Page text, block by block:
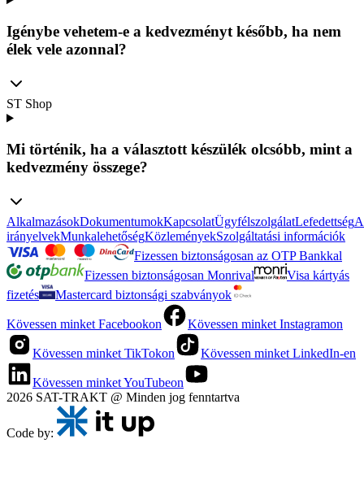
Igénybe vehetem-e a kedvezményt később, ha nem
élek vele azonnal?
ST Shop
Mi történik, ha a választott készülék olcsóbb, mint a
kedvezmény összege?
AlkalmazásokDokumentumokKapcsolatÜgyfélszolgálatLefedettség
irányelvekMunkalehetőségKözleményekSzolgáltatási információk
Fizessen biztonságosan az OTP Bankkal
Fizessen biztonságosan Monrival
Visa kártyás
fizetés
Mastercard biztonsági szabványok
Kövessen minket Facebookon Kövessen minket Instagramon
Kövessen minket TikTokon Kövessen minket LinkedIn-en
Kövessen minket YouTubeon
2026 SAT-TRAKT @ Minden jog fenntartva
Code by: